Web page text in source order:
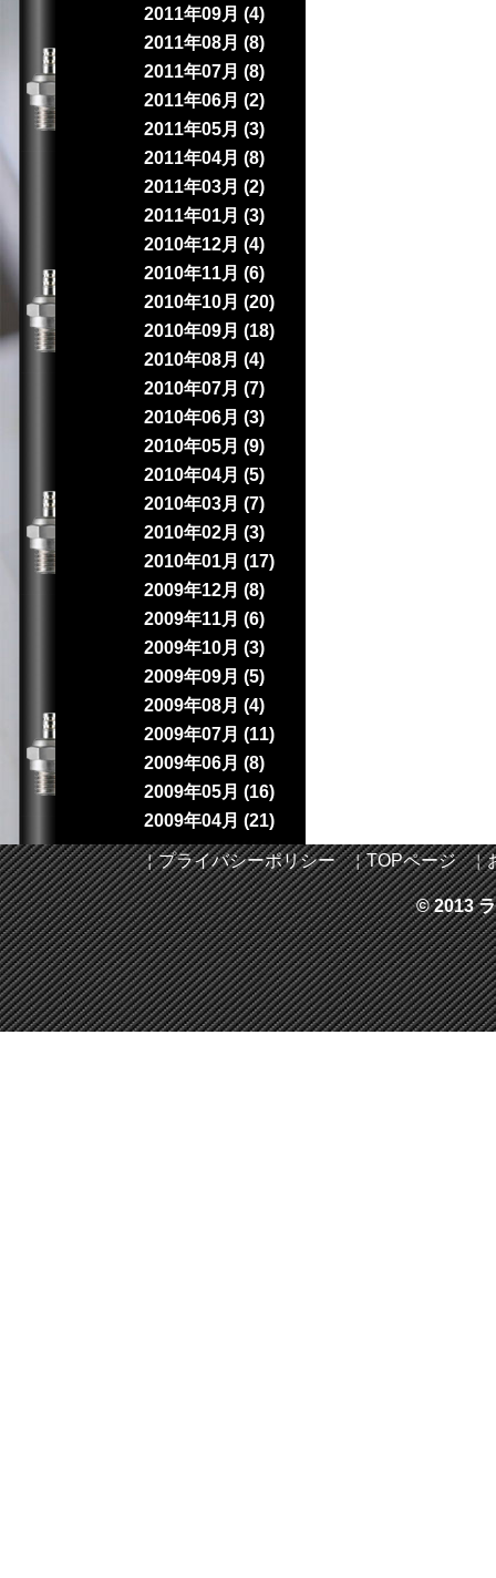
2011年09月 (4)
2011年08月 (8)
2011年07月 (8)
2011年06月 (2)
2011年05月 (3)
2011年04月 (8)
2011年03月 (2)
2011年01月 (3)
2010年12月 (4)
2010年11月 (6)
2010年10月 (20)
2010年09月 (18)
2010年08月 (4)
2010年07月 (7)
2010年06月 (3)
2010年05月 (9)
2010年04月 (5)
2010年03月 (7)
2010年02月 (3)
2010年01月 (17)
2009年12月 (8)
2009年11月 (6)
2009年10月 (3)
2009年09月 (5)
2009年08月 (4)
2009年07月 (11)
2009年06月 (8)
2009年05月 (16)
2009年04月 (21)
￤プライバシーポリシー￤TOPページ￤
© 2013